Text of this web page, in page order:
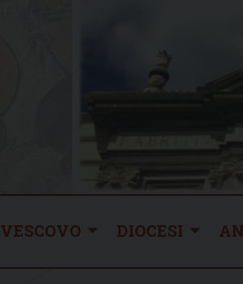
VESCOVO DIOCESI